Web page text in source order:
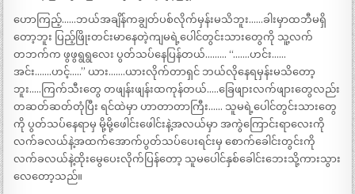
ဟောကြည့်……ဘယ်အချိန်ကချွတ်ပစ်လိုက်မှန်းမသိဘူး……ခါးမှာထဘီမရှိ
တော့ဘူး ပြည့်ဖြိုးတင်းမာနေတဲ့ကျမရဲ့ပေါင်တွင်းသားတွေကို သူ့လက်
တဘက်က ဖွဖွရွရွလေး ပွတ်သပ်နေပြန်တယ်……… “…….ဟင်း……
အင်း…….ဟင့်…..” ယား…….ယားလိုက်တာရှင် ဘယ်လိုနေရမှန်းမသိတော့
ဘူး…..ကြက်သီးတွေ တဖျန်းဖျန်းထကုန်တယ်…..ခြေဖျားလက်ဖျားတွေလည်း
တဆတ်ဆတ်တုံပြီး ရင်ထဲမှာ ဟာတာတာကြီး…… သူမရဲ့ပေါင်တွင်းသားတွေ
ကို ပွတ်သပ်နေရာမှ မို့မို့ဖေါင်းဖေါင်းနဲ့အလယ်မှာ အကွဲကြောင်းရာလေးကို
လက်ခလယ်နဲ့အထက်အောက်ပွတ်သပ်ပေးရင်းမှ စောက်ခေါင်းတွင်းကို
လက်ခလယ်နဲ့ထိုးမွေပေးလိုက်ပြန်တော့ သူမပေါင်နှစ်ခေါင်းဘေးသို့ကားသွား
လေတော့သည်။